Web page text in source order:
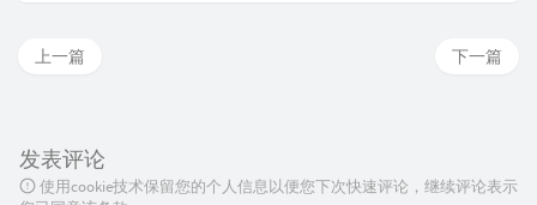
下一篇
上一篇
发表评论
使用cookie技术保留您的个人信息以便您下次快速评论，继续评论表示